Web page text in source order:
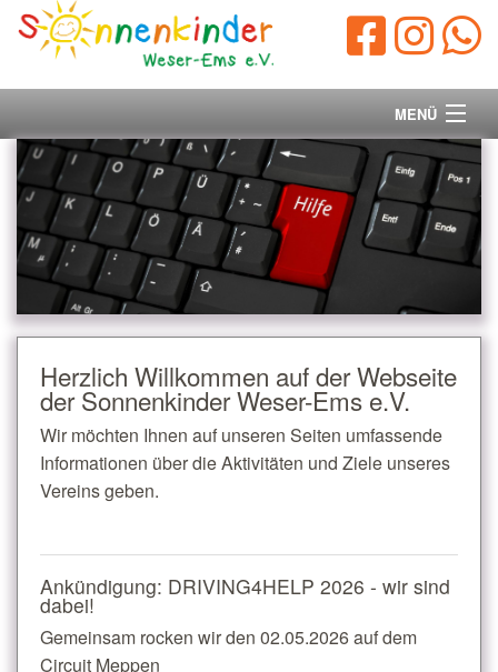
MENÜ
Startseite
Vorstand
Unsere Ziele
Ihre Spende
Aktuelles/Presse
Kontakt
Herzlich Willkommen auf der Webseite
der Sonnenkinder Weser-Ems e.V.
Wir möchten Ihnen auf unseren Seiten umfassende
Informationen über die Aktivitäten und Ziele unseres
Vereins geben.
Ankündigung: DRIVING4HELP 2026 - wir sind
dabei!
Gemeinsam rocken wir den 02.05.2026 auf dem
Circuit Meppen